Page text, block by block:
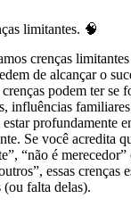
limitantes. 🧠
crenças limitantes
de alcançar o
podem ter se
influências
profundamente
Se você acredita
“não é merecedor”
essas crenças
(ou falta delas).